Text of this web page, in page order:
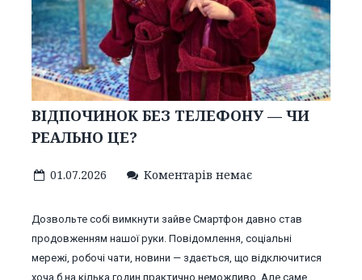
ВІДПОЧИНОК БЕЗ ТЕЛЕФОНУ — ЧИ
РЕАЛЬНО ЦЕ?
01.07.2026 Коментарів немає
Дозвольте собі вимкнути зайве Смартфон давно став
продовженням нашої руки. Повідомлення, соціальні
мережі, робочі чати, новини — здається, що відключитися
хоча б на кілька годин практично неможливо. Але саме